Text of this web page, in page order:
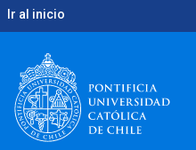
Ir al inicio
Inicio
El rol de